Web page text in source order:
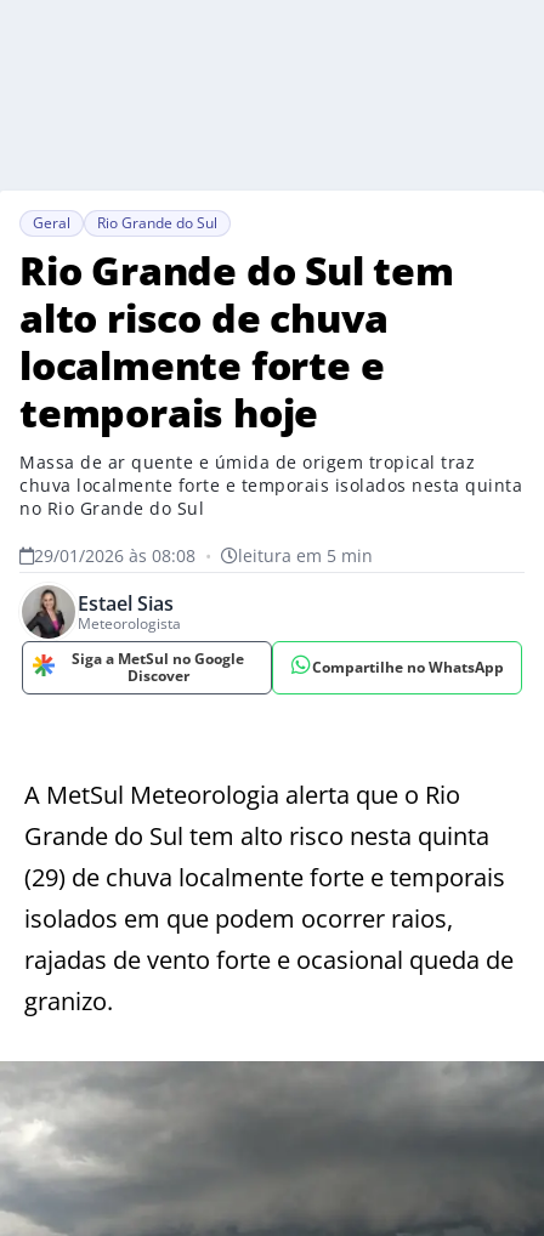
Geral Rio Grande do Sul
Rio Grande do Sul tem
alto risco de chuva
localmente forte e
temporais hoje
Massa de ar quente e úmida de origem tropical traz
chuva localmente forte e temporais isolados nesta quinta
no Rio Grande do Sul
29/01/2026 às 08:08 • leitura em 5 min
Estael Sias
Meteorologista
Siga a MetSul no Google
Discover
Compartilhe no WhatsApp
A MetSul Meteorologia alerta que o Rio
Grande do Sul tem alto risco nesta quinta
(29) de chuva localmente forte e temporais
isolados em que podem ocorrer raios,
rajadas de vento forte e ocasional queda de
granizo.